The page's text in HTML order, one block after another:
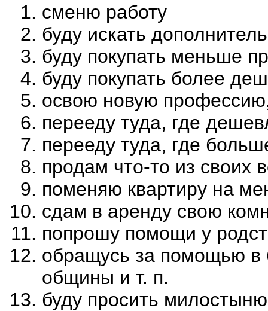
сменю работу
буду искать
буду покупать меньше
буду покупать более
освою новую
перееду туда, где
перееду туда, где
продам что-то из своих
поменяю квартиру на
сдам в аренду свою
попрошу помощи у
обращусь за помощью в
общины и т. п.
буду просить